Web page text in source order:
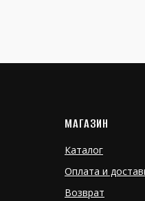
МАГАЗИН
Каталог
Оплата и
Возврат